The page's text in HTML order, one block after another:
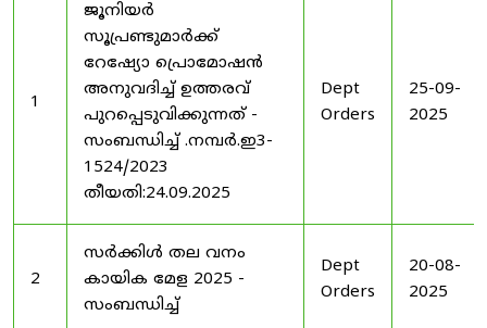
1
ജൂനിയർ
സൂപ്രണ്ടുമാർക്ക്
റേഷ്യോ പ്രൊമോഷൻ
അനുവദിച്ച് ഉത്തരവ്
പുറപ്പെടുവിക്കുന്നത് -
സംബന്ധിച്ച് .നമ്പർ.ഇ3-
1524/2023
തീയതി:24.09.2025
Dept
Orders
25-09-
2025
2
സർക്കിൾ തല വനം
കായിക മേള 2025 -
സംബന്ധിച്ച്
Dept
Orders
20-08-
2025